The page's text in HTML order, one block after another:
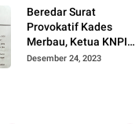
Pemuda Dan Agama
Pada pilkada Serentak
2024
Beredar Surat
Provokatif Kades
Merbau, Ketua KNPI
Riau: "Periksa, Tangkap
Desember 24, 2023